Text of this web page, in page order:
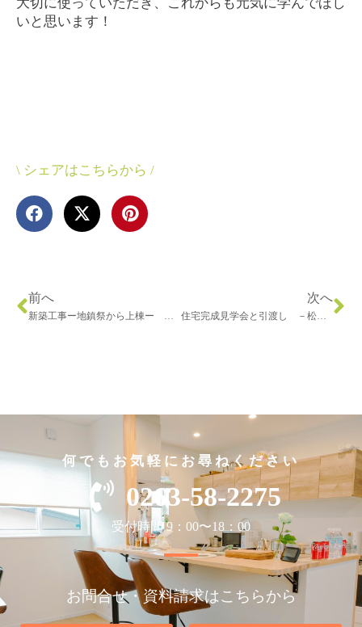
いと思います！
\ シェアはこちらから /
前へ
新築工事ー地鎮祭から上棟ー 松本市神林Ｓ様
次へ
住宅完成見学会と引渡し －松本市神林Ｓ様－
何でもお気軽にお尋ねください
0263-58-2275
受付時間 9：00〜18：00
お問合せ・資料請求はこちらから